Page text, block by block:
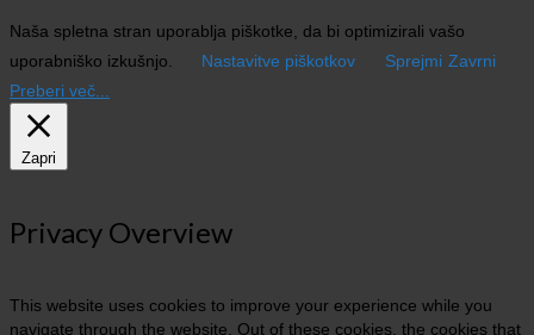
Naša spletna stran uporablja piškotke, da bi optimizirali vašo
uporabniško izkušnjo.
Nastavitve piškotkov Sprejmi Zavrni
Preberi več...
Zapri
Privacy Overview
This website uses cookies to improve your experience while you
navigate through the website. Out of these cookies, the cookies that